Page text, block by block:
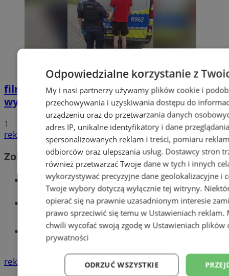
film
Potrącił seniorkę i uciekł z miejsca
wypadku. 20-latek trafił do aresztu
1
reklama
Zobacz również
Wiadomości kryminalne w Wodzisławiu
Wiadomości lokalne
Tworzenie stron www - Wodzisław
Śląski
reklama
Odpowiedzialne korzystanie z
My i nasi partnerzy używamy plików cookie i
przechowywania i uzyskiwania dostępu do
urządzeniu oraz do przetwarzania danych
adres IP, unikalne identyfikatory i dane
spersonalizowanych reklam i treści, pomiaru
odbiorców oraz ulepszania usług. Dostawcy stron
również przetwarzać Twoje dane w tych i innych
wykorzystywać precyzyjne dane geolokalizacyjne i
Twoje wybory dotyczą wyłącznie tej witryny.
opierać się na prawnie uzasadnionym interesie
prawo sprzeciwić się temu w Ustawieniach reklam.
chwili wycofać swoją zgodę w Ustawieniach plików
prywatności
ODRZUĆ WSZYSTKIE